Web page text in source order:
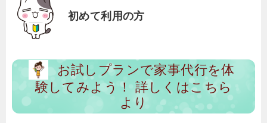
初めて利用の方
お試しプランで家事代行を体
験してみよう！ 詳しくはこちら
より